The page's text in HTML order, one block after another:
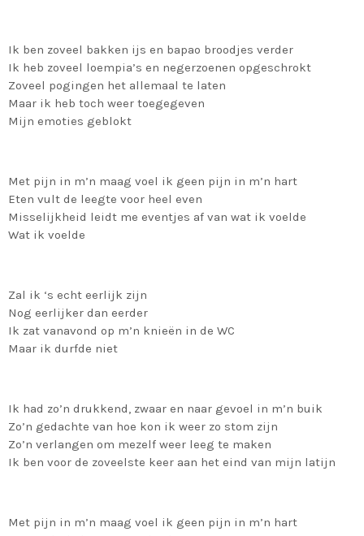
Ik ben zoveel bakken ijs en bapao broodjes verder
Ik heb zoveel loempia’s en negerzoenen opgeschrokt
Zoveel pogingen het allemaal te laten
Maar ik heb toch weer toegegeven
Mijn emoties geblokt
Met pijn in m’n maag voel ik geen pijn in m’n hart
Eten vult de leegte voor heel even
Misselijkheid leidt me eventjes af van wat ik voelde
Wat ik voelde
Zal ik ‘s echt eerlijk zijn
Nog eerlijker dan eerder
Ik zat vanavond op m’n knieën in de WC
Maar ik durfde niet
Ik had zo’n drukkend, zwaar en naar gevoel in m’n buik
Zo’n gedachte van hoe kon ik weer zo stom zijn
Zo’n verlangen om mezelf weer leeg te maken
Ik ben voor de zoveelste keer aan het eind van mijn latijn
Met pijn in m’n maag voel ik geen pijn in m’n hart